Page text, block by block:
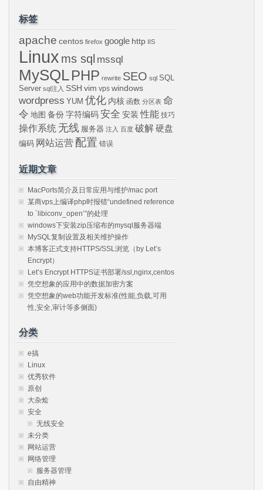
标签
apache centos firefox google http IIS
Linux ms sql mssql
MySQLPHP rewrite SEO sql SQL
Server sql注入 SSH vim vps windows
wordpress YUM 优化 内核 函数 分区表 命
令 地图 备份 字符编码 安全 安装 性能 技巧
操作系统 无线 服务器 注入 百度 破解硬盘
编码 网站运营 配置 错误
近期文章
MacPorts简介及日常应用与维护/mac port
某商vps上编译php时报错“undefined reference
to `libiconv_open’”的处理
windows下安装zip压缩布的mysql服务器端
MySQL复制设置及相关维护操作
本博客正式支持HTTPS/SSL浏览（by Let’s
Encrypt）
Let’s Encrypt HTTPS证书部署/ssl,nginx,centos
凭空想象的应用中的数据加密方案
凭空想象的web功能开发标准(性能,负载,可用
性,安全,审计等多侧面)
分类
e搞
Linux
优秀软件
原创
大杂烩
安全
无线安全
未分类
网站运营
网络管理
服务器管理
自由精神